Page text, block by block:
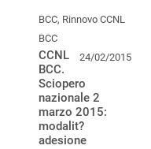
BCC, Rinnovo CCNL
BCC
24/02/2015
CCNL
BCC.
Sciopero
nazionale 2
marzo 2015:
modalit?
adesione